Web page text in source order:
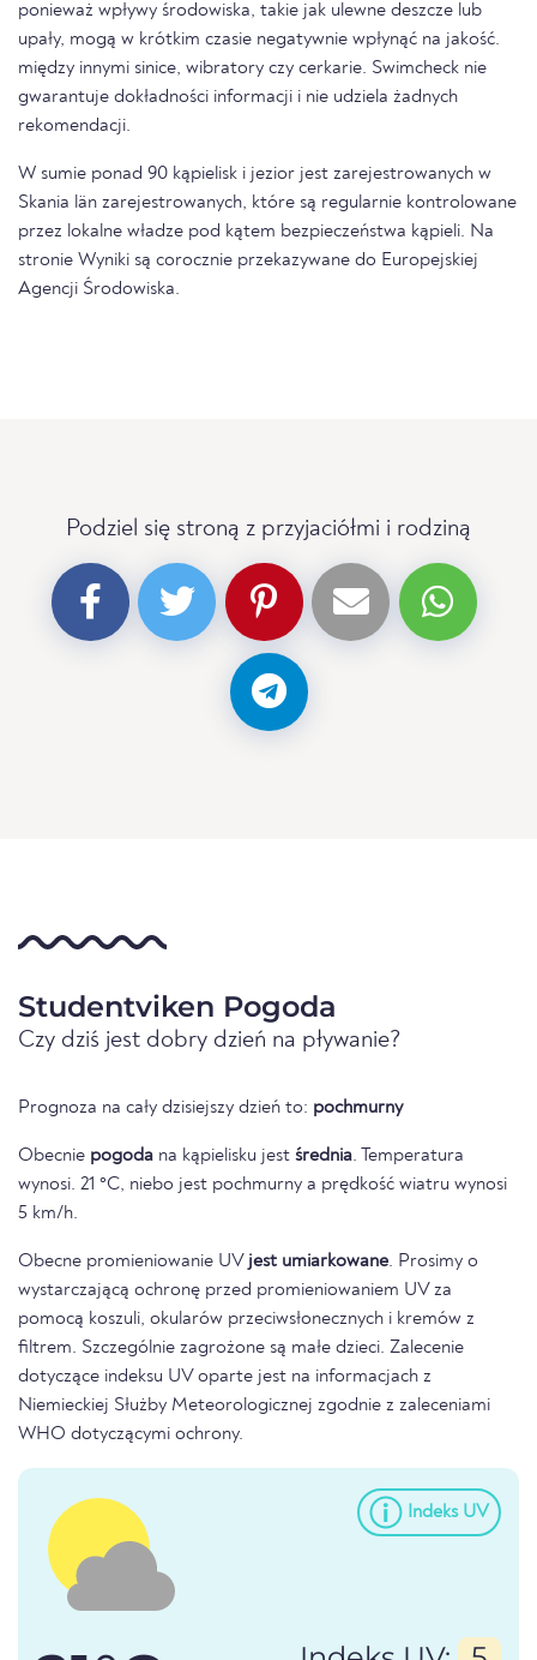
ponieważ wpływy środowiska, takie jak ulewne deszcze lub
upały, mogą w krótkim czasie negatywnie wpłynąć na jakość.
między innymi sinice, wibratory czy cerkarie. Swimcheck nie
gwarantuje dokładności informacji i nie udziela żadnych
rekomendacji.
W sumie ponad 90 kąpielisk i jezior jest zarejestrowanych w
Skania län zarejestrowanych, które są regularnie kontrolowane
przez lokalne władze pod kątem bezpieczeństwa kąpieli. Na
stronie Wyniki są corocznie przekazywane do Europejskiej
Agencji Środowiska.
Podziel się stroną z przyjaciółmi i rodziną
Studentviken Pogoda
Czy dziś jest dobry dzień na pływanie?
Prognoza na cały dzisiejszy dzień to: pochmurny
Obecnie pogoda na kąpielisku jest średnia. Temperatura
wynosi. 21 °C, niebo jest pochmurny a prędkość wiatru wynosi
5 km/h.
Obecne promieniowanie UV jest umiarkowane. Prosimy o
wystarczającą ochronę przed promieniowaniem UV za
pomocą koszuli, okularów przeciwsłonecznych i kremów z
filtrem. Szczególnie zagrożone są małe dzieci. Zalecenie
dotyczące indeksu UV oparte jest na informacjach z
Niemieckiej Służby Meteorologicznej zgodnie z zaleceniami
WHO dotyczącymi ochrony.
Indeks UV